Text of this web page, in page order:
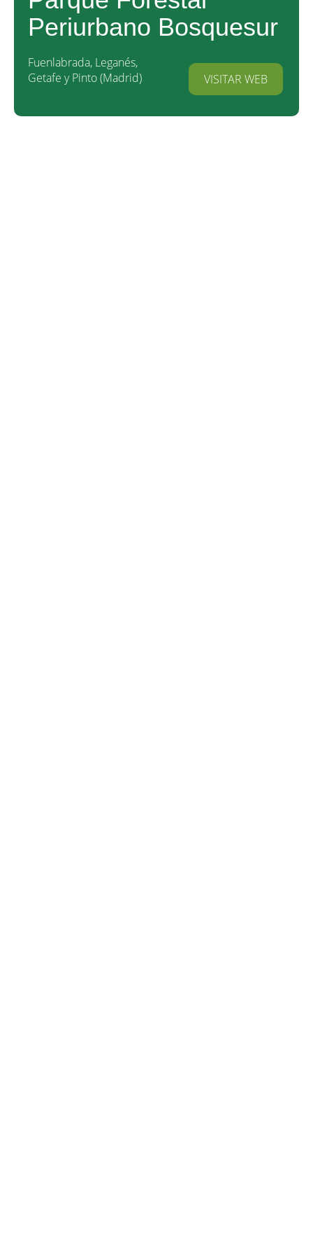
Periurbano Bosquesur
Fuenlabrada, Leganés,
Getafe y Pinto Madrid VISITAR WEB